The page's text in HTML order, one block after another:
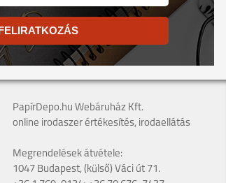
PapírDepo.hu Webáruház Kft.
online irodaszer értékesítés, irodaellátás
Megrendelések átvétele:
1047 Budapest, (külső) Váci út 71.